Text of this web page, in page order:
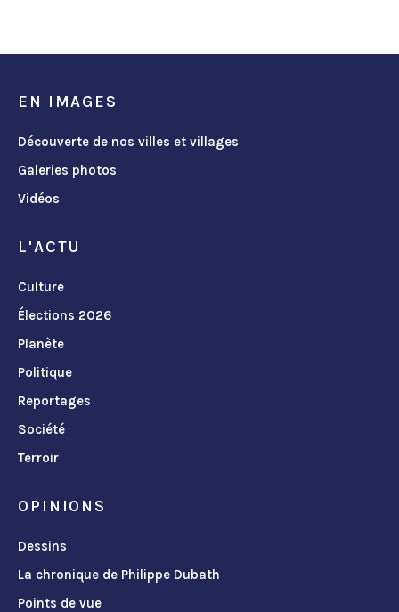
EN IMAGES
Découverte de nos villes et villages
Galeries photos
Vidéos
L'ACTU
Culture
Élections 2026
Planète
Politique
Reportages
Société
Terroir
OPINIONS
Dessins
La chronique de Philippe Dubath
Points de vue